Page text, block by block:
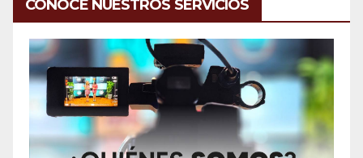
CONOCE NUESTROS SERVICIOS